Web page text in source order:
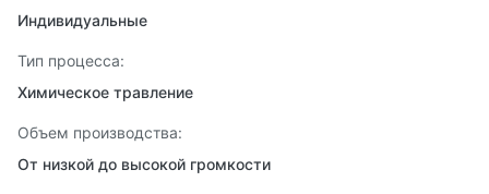
Индивидуальные
Тип процесса:
Химическое травление
Объем производства:
От низкой до высокой громкости